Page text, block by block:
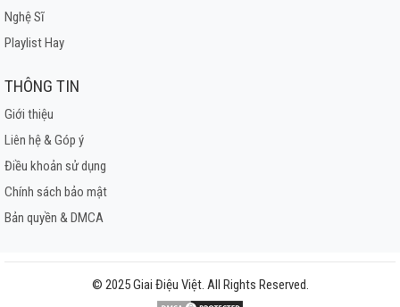
Nghệ Sĩ
Playlist Hay
THÔNG TIN
Giới thiệu
Liên hệ & Góp ý
Điều khoản sử dụng
Chính sách bảo mật
Bản quyền & DMCA
© 2025 Giai Điệu Việt. All Rights Reserved.